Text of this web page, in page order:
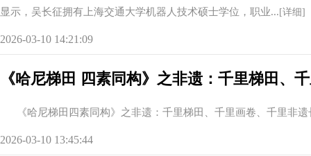
显示，吴长征拥有上海交通大学机器人技术硕士学位，职业... [详细]
2026-03-10 14:21:09
《哈尼梯田 四素同构》之非遗：千里梯田、
《哈尼梯田四素同构》之非遗：千里梯田、千里画卷、千里非遗
2026-03-10 13:45:44